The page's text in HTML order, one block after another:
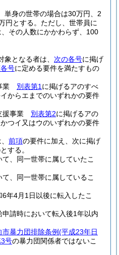
単身の世帯の場合は30万円、2
円とする。 ただし、世帯員に
その人数にかかわらず、100
となる者は、 次の各号に掲げ
号に定める要件を満たすもの
業 別表第1 に掲げるアのすべ
からエまでのいずれかの要件
援事業 別表第2に掲げるアの
つイ又はウのいずれかの要件
前項の要件に加え、次に掲げ
する。
、同一世帯に属していたこ
、同一世帯に属しているこ
年4月1日以後に転入したこ
請時において転入後1年以内
市暴力団排除条例(平成23年日
号の暴力団関係者ではないこ